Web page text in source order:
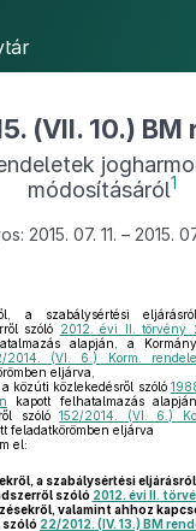
(VII. 10.) BM
módosításáról1
2015. 07. 11. – 2015.
a szabálysértési
szóló 2012. évi II.
alapján, a
2014. (VI. 6.) Korm.
eljárva,
közúti közlekedésről szóló
kapott felhatalmazás
szóló152/2014. (VI. 6.)
feladatkörömben eljárva
el:
a szabálysértési
szóló 2012. évi II.
valamint ahhoz
22/2012. (IV. 13.) BM